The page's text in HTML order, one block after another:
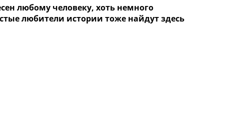
любому человеку, хоть немного
любители истории тоже найдут здесь